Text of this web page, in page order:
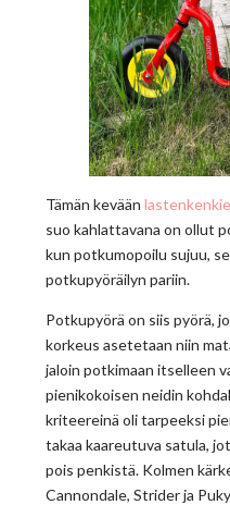
Tämän kevään
suo kahlattavana on ollut
kun potkumopoilu sujuu,
potkupyöräilyn pariin.
Potkupyörä on siis pyörä,
korkeus asetetaan niin
jaloin potkimaan itselleen
pienikokoisen neidin
kriteereinä oli tarpeeksi
takaa kaareutuva satula,
pois penkistä. Kolmen
Cannondale, Strider ja